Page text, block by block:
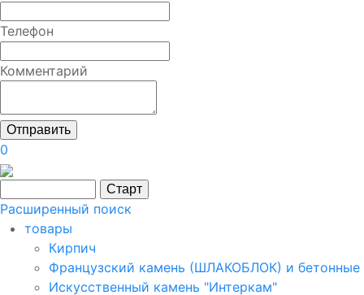
Телефон
Комментарий
0
Расширенный поиск
товары
Кирпич
Французский камень (ШЛАКОБЛОК) и бетонные
Искусственный камень "Интеркам"